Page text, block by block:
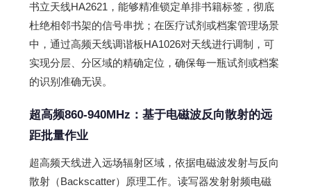
书立天线HA2621，能够精准锁定单排书籍标签，彻底
杜绝相邻书架的信号串扰；在医疗试剂或档案管理场景
中，通过高频天线调谐板HA1026对天线进行调制，可
实现分层、分区域的精确定位，确保每一瓶试剂或档案
的识别准确无误。
超高频860-940MHz：基于电磁波反向散射的远
距批量作业
超高频天线进入远场辐射区域，依据电磁波发射与反向
散射（Backscatter）原理工作。读写器发射射频电磁